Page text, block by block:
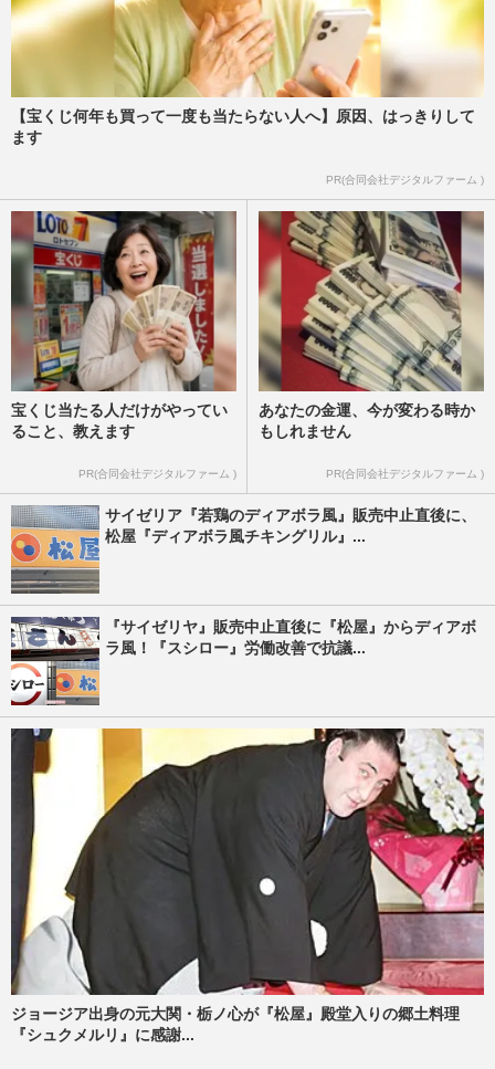
【宝くじ何年も買って一度も当たらない人へ】原因、はっきりして
ます
PR(合同会社デジタルファーム )
宝くじ当たる人だけがやってい
ること、教えます
PR(合同会社デジタルファーム )
あなたの金運、今が変わる時か
もしれません
PR(合同会社デジタルファーム )
サイゼリア『若鶏のディアボラ風』販売中止直後に、
松屋『ディアボラ風チキングリル』...
『サイゼリヤ』販売中止直後に『松屋』からディアボ
ラ風！『スシロー』労働改善で抗議...
ジョージア出身の元大関・栃ノ心が『松屋』殿堂入りの郷土料理
『シュクメルリ』に感謝...